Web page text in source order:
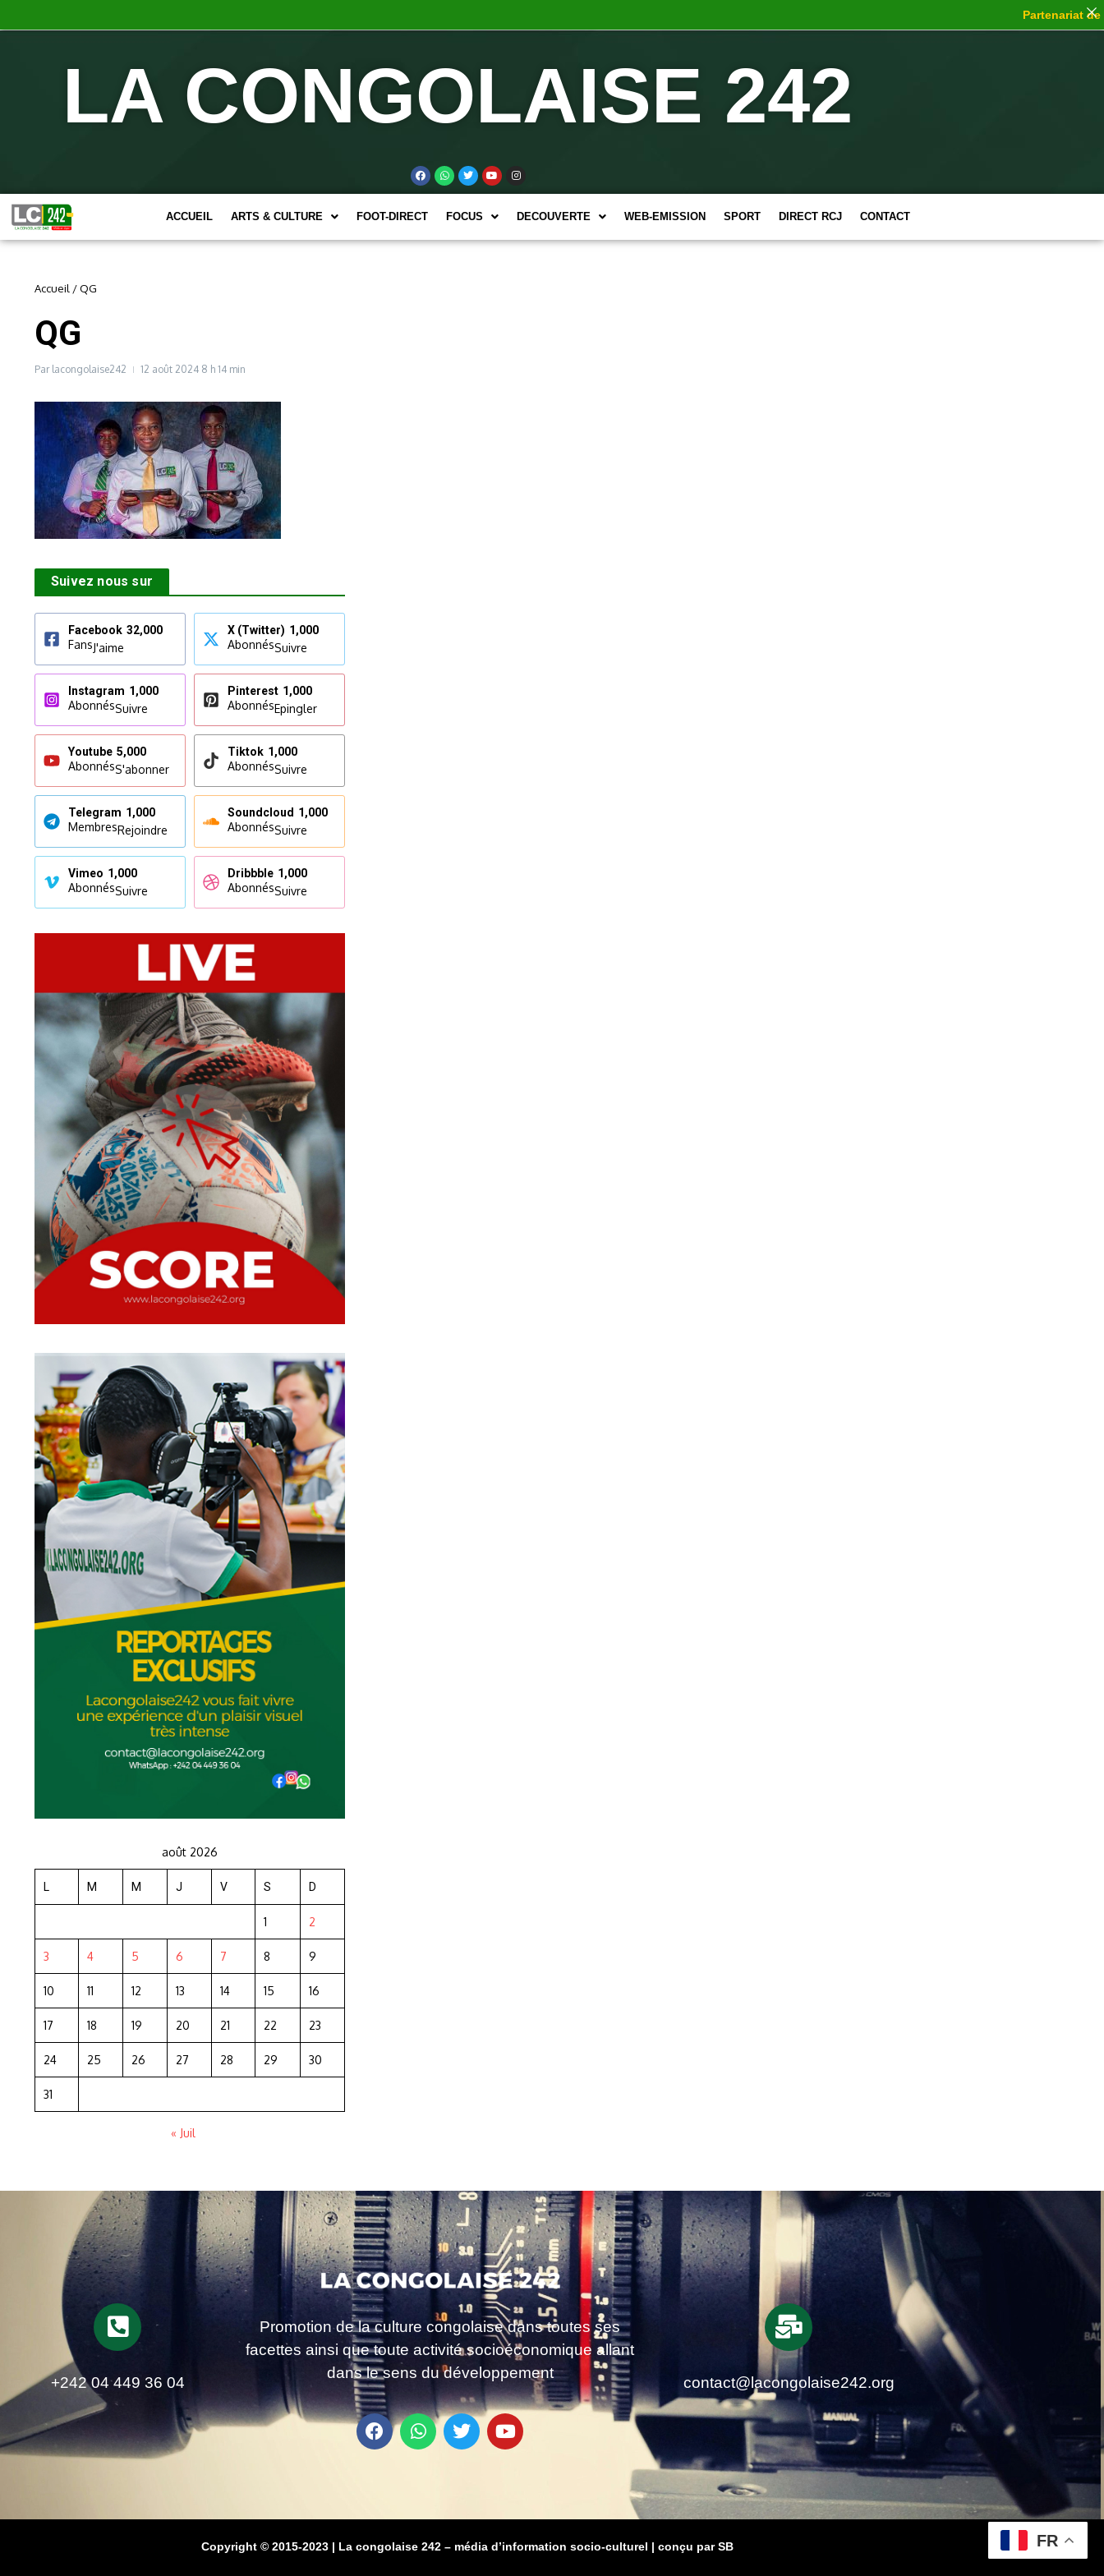
LA CONGOLAISE 242
ACCUEIL ARTS & CULTURE FOOT-DIRECT FOCUS DECOUVERTE WEB-EMISSION SPORT DIRECT RCJ CONTACT
Accueil /QG
QG
Par lacongolaise242 12 août 2024 8 h 14 min
Suivez nous sur
Facebook 32,000
FansJ'aime
X (Twitter) 1,000
AbonnésSuivre
Instagram 1,000
AbonnésSuivre
Pinterest 1,000
AbonnésEpingler
Youtube 5,000
AbonnésS'abonner
Tiktok 1,000
AbonnésSuivre
Telegram 1,000
MembresRejoindre
Soundcloud 1,000
AbonnésSuivre
Vimeo 1,000
AbonnésSuivre
Dribbble 1,000
AbonnésSuivre
août 2026
L M M J V S D
1 2
3 4 5 6 7 8 9
10 11 12 13 14 15 16
17 18 19 20 21 22 23
24 25 26 27 28 29 30
31
« Juil
+242 04 449 36 04
Promotion de la culture congolaise dans toutes ses
facettes ainsi que toute activité socioéconomique allant
dans le sens du développement
contact@lacongolaise242.org
Copyright © 2015-2023 | La congolaise 242 – média d’information socio-culturel | conçu par SB
Partenariat de
FR